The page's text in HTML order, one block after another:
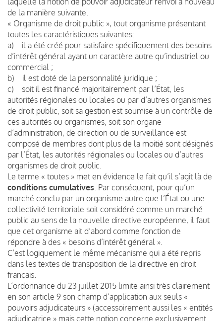
de la manière suivante.
« Organisme de droit public », tout organisme présentant
toutes les caractéristiques suivantes:
a) il a été créé pour satisfaire spécifiquement des besoins
d’intérêt général ayant un caractère autre qu’industriel ou
commercial ;
b) il est doté de la personnalité juridique ;
c) soit il est financé majoritairement par l’État, les
autorités régionales ou locales ou par d’autres organismes
de droit public, soit sa gestion est soumise à un contrôle de
ces autorités ou organismes, soit son organe
d’administration, de direction ou de surveillance est
composé de membres dont plus de la moitié sont désignés
par l’État, les autorités régionales ou locales ou d’autres
organismes de droit public.
Le terme « toutes » met en évidence le fait qu’il s’agit là de
conditions cumulatives . Par conséquent, pour qu’un
marché conclu par un organisme autre que l’État ou une
collectivité territoriale soit considéré comme un marché
public au sens de la nouvelle directive européenne, il faut
que cet organisme ait d’abord comme fonction de
répondre à des « besoins d’intérêt général ».
C’est logiquement le même mécanisme qui a été repris
dans les textes de transposition de la directive en droit
français.
L’ordonnance du 23 juillet 2015 limite ainsi très clairement
en son article 9 son champ d’application aux seuls «
pouvoirs adjudicateurs » (accessoirement aussi les « entités
adjudicatrice » mais cette notion concerne exclusivement